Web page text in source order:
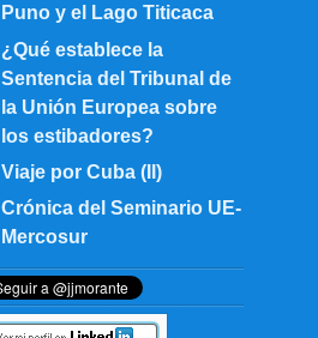
Puno y el Lago Titicaca
¿Qué establece la
Sentencia del Tribunal de
la Unión Europea sobre
los estibadores?
Viaje por Cuba (II)
Crónica del Seminario UE-
Mercosur